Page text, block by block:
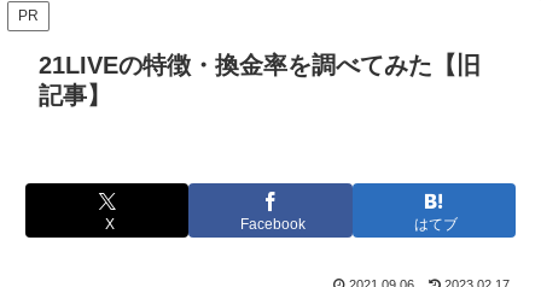
PR
21LIVEの特徴・換金率を調べてみた【旧
記事】
X Facebook はてブ